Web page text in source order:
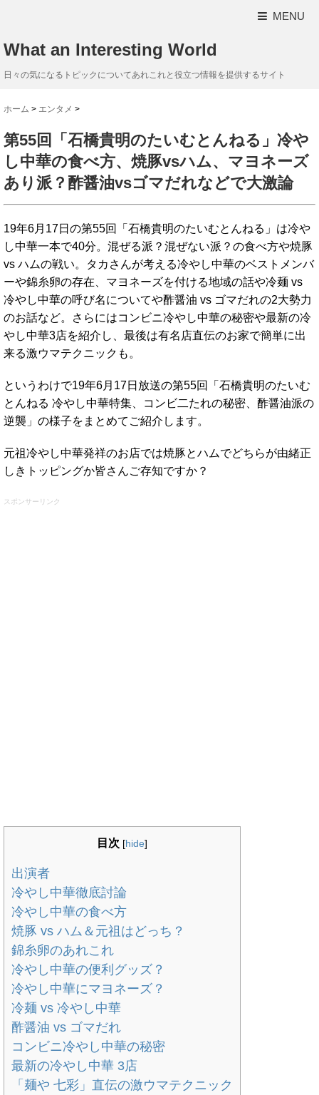
MENU
What an Interesting World
日々の気になるトピックについてあれこれと役立つ情報を提供するサイト
ホーム > エンタメ >
第55回「石橋貴明のたいむとんねる」冷や
し中華の食べ方、焼豚vsハム、マヨネーズ
あり派？酢醤油vsゴマだれなどで大激論
19年6月17日の第55回「石橋貴明のたいむとんねる」は冷や
し中華一本で40分。混ぜる派？混ぜない派？の食べ方や焼豚
vs ハムの戦い。タカさんが考える冷やし中華のベストメンバ
ーや錦糸卵の存在、マヨネーズを付ける地域の話や冷麺 vs
冷やし中華の呼び名についてや酢醤油 vs ゴマだれの2大勢力
のお話など。さらにはコンビニ冷やし中華の秘密や最新の冷
やし中華3店を紹介し、最後は有名店直伝のお家で簡単に出
来る激ウマテクニックも。
というわけで19年6月17日放送の第55回「石橋貴明のたいむ
とんねる 冷やし中華特集、コンビ二たれの秘密、酢醤油派の
逆襲」の様子をまとめてご紹介します。
元祖冷やし中華発祥のお店では焼豚とハムでどちらが由緒正
しきトッピングか皆さんご存知ですか？
スポンサーリンク
目次 [hide]
出演者
冷やし中華徹底討論
冷やし中華の食べ方
焼豚 vs ハム＆元祖はどっち？
錦糸卵のあれこれ
冷やし中華の便利グッズ？
冷やし中華にマヨネーズ？
冷麺 vs 冷やし中華
酢醤油 vs ゴマだれ
コンビニ冷やし中華の秘密
最新の冷やし中華 3店
「麺や 七彩」直伝の激ウマテクニック